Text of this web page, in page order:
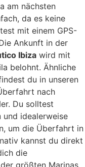
am nächsten
da es keine
mit einem GPS-
Ankunft in der
Ibiza wird mit
belohnt. Ähnliche
du in unseren
nach
Du solltest
und idealerweise
um die Überfahrt in
kannst du direkt
die